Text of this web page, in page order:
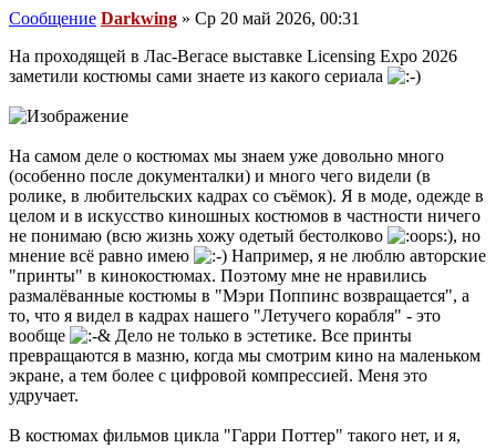
Сообщение Darkwing » Ср 20 май 2026, 00:31
На проходящей в Лас-Вегасе выставке Licensing Expo 2026
заметили костюмы сами знаете из какого сериала
На самом деле о костюмах мы знаем уже довольно много
(особенно после документалки) и много чего видели (в
ролике, в любительских кадрах со съёмок). Я в моде, одежде в
целом и в искусство киношных костюмов в частности ничего
не понимаю (всю жизнь хожу одетый бестолково
), но
мнение всё равно имею
Например, я не люблю авторские
"принты" в кинокостюмах. Поэтому мне не нравились
размалёванные костюмы в "Мэри Поппинс возвращается", а
то, что я видел в кадрах нашего "Летучего корабля" - это
вообще
Дело не только в эстетике. Все принты
превращаются в мазню, когда мы смотрим кино на маленьком
экране, а тем более с цифровой компрессией. Меня это
удручает.
В костюмах фильмов цикла "Гарри Поттер" такого нет, и я,